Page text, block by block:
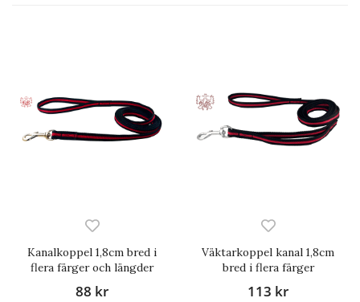
Kanalkoppel 1,8cm bred i
flera färger och längder
88 kr
Väktarkoppel kanal 1,8cm
bred i flera färger
113 kr